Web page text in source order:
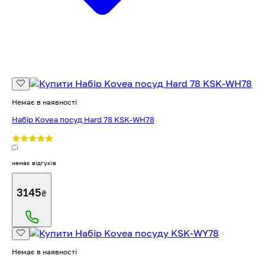
Немає в наявності
Набір Kovea посуд Hard 78 KSK-WH78
немає відгуків
3145₴
Немає в наявності